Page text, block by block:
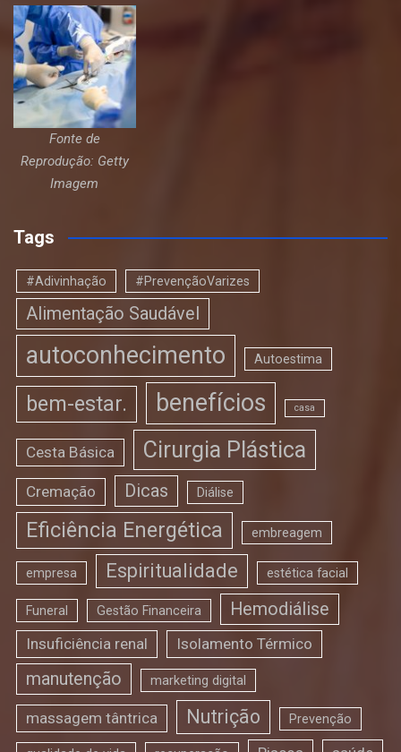
Fonte de
Reprodução: Getty
Imagem
Tags
#Adivinhação #PrevençãoVarizes
Alimentação Saudável
autoconhecimento Autoestima
bem-estar. benefícios casa
Cesta Básica Cirurgia Plástica
Cremação Dicas Diálise
Eficiência Energética embreagem
empresa Espiritualidade estética facial
Funeral Gestão Financeira Hemodiálise
Insuficiência renal Isolamento Térmico
manutenção marketing digital
massagem tântrica Nutrição Prevenção